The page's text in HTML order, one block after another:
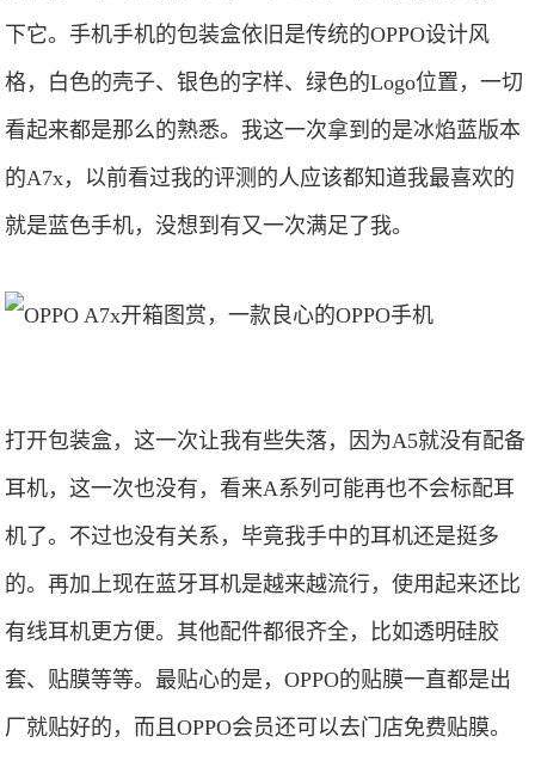
下它。手机手机的包装盒依旧是传统的OPPO设计风
格，白色的壳子、银色的字样、绿色的Logo位置，一切
看起来都是那么的熟悉。我这一次拿到的是冰焰蓝版本
的A7x，以前看过我的评测的人应该都知道我最喜欢的
就是蓝色手机，没想到有又一次满足了我。
打开包装盒，这一次让我有些失落，因为A5就没有配备
耳机，这一次也没有，看来A系列可能再也不会标配耳
机了。不过也没有关系，毕竟我手中的耳机还是挺多
的。再加上现在蓝牙耳机是越来越流行，使用起来还比
有线耳机更方便。其他配件都很齐全，比如透明硅胶
套、贴膜等等。最贴心的是，OPPO的贴膜一直都是出
厂就贴好的，而且OPPO会员还可以去门店免费贴膜。